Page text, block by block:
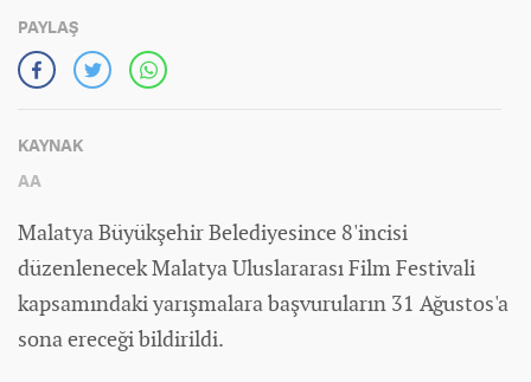
PAYLAŞ
KAYNAK
AA
Malatya Büyükşehir Belediyesince 8'incisi
düzenlenecek Malatya Uluslararası Film Festivali
kapsamındaki yarışmalara başvuruların 31 Ağustos'a
sona ereceği bildirildi.